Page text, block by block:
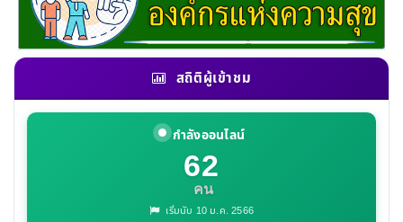
สถิติผู้เข้าชม
กำลังออนไลน์
62
คน
เริ่มนับ 10 ม.ค. 2566